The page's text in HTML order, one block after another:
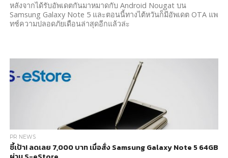
หลังจากได้รับอัพเดตกันมาหมาดกับ Android Nougat บน
Samsung Galaxy Note 5 และตอนนี้ทางไต้หวันก็มีอัพเดต OTA แพ
ทช์ความปลอดภัยเดือนล่าสุดอีกแล้วล่ะ
PR NEWS
ชี้เป้า! ลดเลย 7,000 บาท เมื่อสั่ง Samsung Galaxy Note 5 64GB